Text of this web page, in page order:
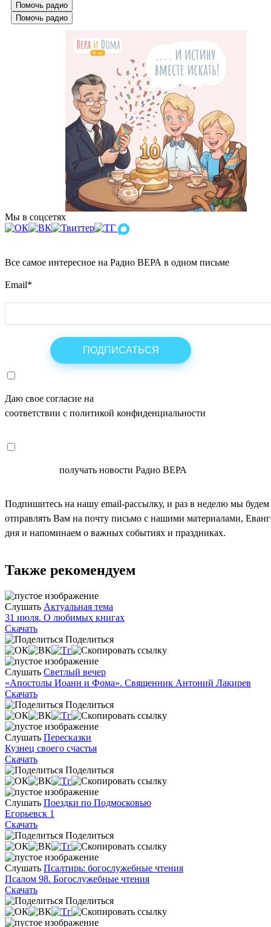
Помочь радио
Помочь радио
Мы в соцсетях
Все самое интересное на Радио ВЕРА в одном письме
Email*
Даю свое согласие на
соответствии с политикой конфиденциальности
получать новости Радио ВЕРА
Подпишитесь на нашу email-рассылку, и раз в неделю мы будем
отправлять Вам на почту письмо с нашими материалами,
дня и напоминаем о важных событиях и праздниках.
Также рекомендуем
Слушать Актуальная тема
31 июля. О любимых книгах
Скачать
Поделиться
Слушать Светлый вечер
«Апостолы Иоанн и Фома». Священник Антоний Лакирев
Скачать
Поделиться
Слушать Пересказки
Кузнец своего счастья
Скачать
Поделиться
Слушать Поездки по Подмосковью
Егорьевск 1
Скачать
Поделиться
Слушать Псалтирь: богослужебные чтения
Псалом 98. Богослужебные чтения
Скачать
Поделиться